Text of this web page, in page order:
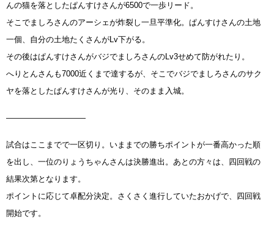
んの猫を落としたぱんすけさんが6500で一歩リード。
そこでましろさんのアーシェが炸裂し一旦平準化。ぱんすけさんの土地
一個、自分の土地たくさんがLv下がる。
その後はぱんすけさんがバジでましろさんのLv3せめて防がれたり。
へりとんさんも7000近くまで達するが、そこでバジでましろさんのサク
ヤを落としたぱんすけさんが光り、そのまま入城。
——————————
試合はここまでで一区切り。いままでの勝ちポイントが一番高かった順
を出し、一位のりょうちゃんさんは決勝進出。あとの方々は、四回戦の
結果次第となります。
ポイントに応じて卓配分決定。さくさく進行していたおかげで、四回戦
開始です。